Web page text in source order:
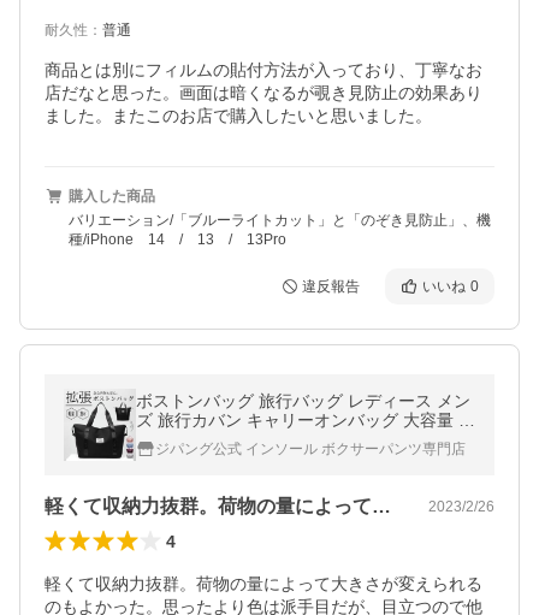
耐久性 ： 普通
商品とは別にフィルムの貼付方法が入っており、丁寧なお
店だなと思った。画面は暗くなるが覗き見防止の効果あり
ました。またこのお店で購入したいと思いました。
購入した商品
バリエーション/「ブルーライトカット」と「のぞき見防止」、機
種/iPhone 14 / 13 / 13Pro
違反報告 いいね 0
ボストンバッグ 旅行バッグ レディース メン
ズ 旅行カバン キャリーオンバッグ 大容量 ス
ポーツバッグ 修学旅行 1泊 2泊
ジパング公式 インソール ボクサーパンツ専門店
軽くて収納力抜群。荷物の量によって大き… 2023/2/26
4
軽くて収納力抜群。荷物の量によって大きさが変えられる
のもよかった。思ったより色は派手目だが、目立つので他